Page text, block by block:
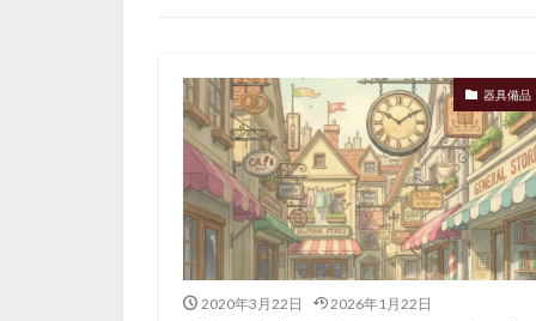
日常
器具備品
2020年3月22日 2026年1月22日